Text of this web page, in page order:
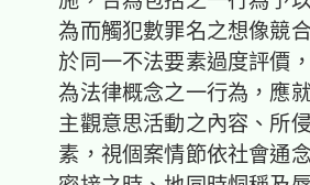
為而觸犯數罪名之想像競
於同一不法要素過度評價
為法律概念之一行為，應
主觀意思活動之內容、所
素，視個案情節依社會通